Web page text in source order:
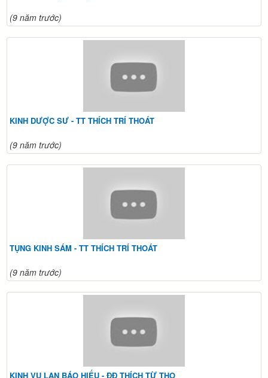
(9 năm trước)
KINH DƯỢC SƯ - TT THÍCH TRÍ THOÁT
(9 năm trước)
TỤNG KINH SÁM - TT THÍCH TRÍ THOÁT
(9 năm trước)
KINH VU LAN BÁO HIẾU - ĐĐ THÍCH TỪ THỌ